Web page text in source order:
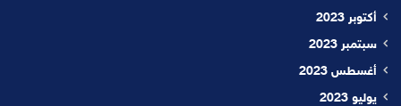
أكتوبر 2023
سبتمبر 2023
أغسطس 2023
يوليو 2023